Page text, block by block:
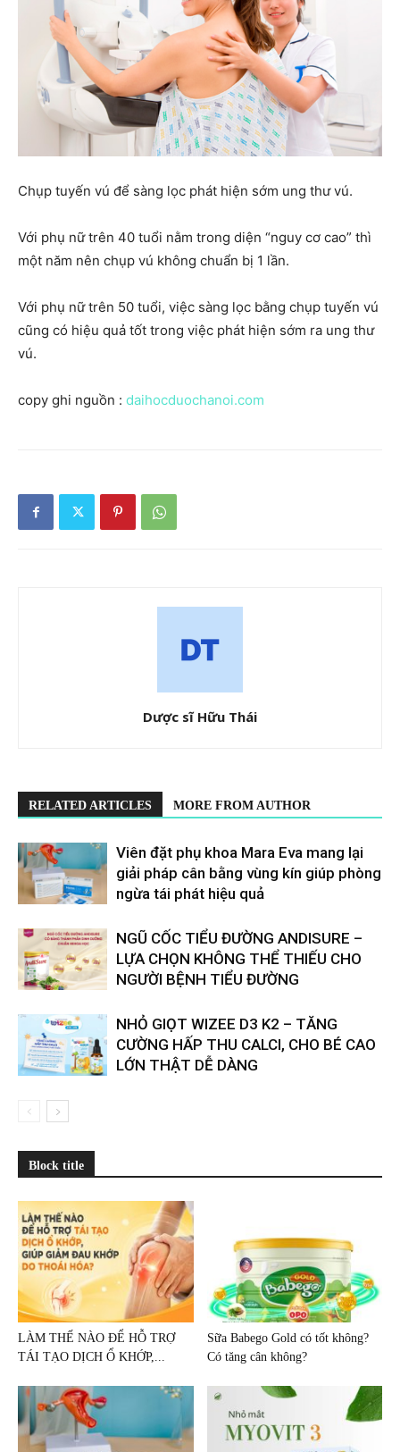
Chụp tuyến vú để sàng lọc phát hiện sớm ung thư vú.
Với phụ nữ trên 40 tuổi nằm trong diện “nguy cơ cao” thì
một năm nên chụp vú không chuẩn bị 1 lần.
Với phụ nữ trên 50 tuổi, việc sàng lọc bằng chụp tuyến vú
cũng có hiệu quả tốt trong việc phát hiện sớm ra ung thư
vú.
copy ghi nguồn : daihocduochanoi.com
Dược sĩ Hữu Thái
RELATED ARTICLES MORE FROM AUTHOR
Viên đặt phụ khoa Mara Eva mang lại
giải pháp cân bằng vùng kín giúp phòng
ngừa tái phát hiệu quả
​​NGŨ CỐC TIỂU ĐƯỜNG ANDISURE –
LỰA CHỌN KHÔNG THỂ THIẾU CHO
NGƯỜI BỆNH TIỂU ĐƯỜNG
NHỎ GIỌT WIZEE D3 K2 – TĂNG
CƯỜNG HẤP THU CALCI, CHO BÉ CAO
LỚN THẬT DỄ DÀNG
Block title
LÀM THẾ NÀO ĐỂ HỖ TRỢ
TÁI TẠO DỊCH Ổ KHỚP,...
Sữa Babego Gold có tốt không?
Có tăng cân không?